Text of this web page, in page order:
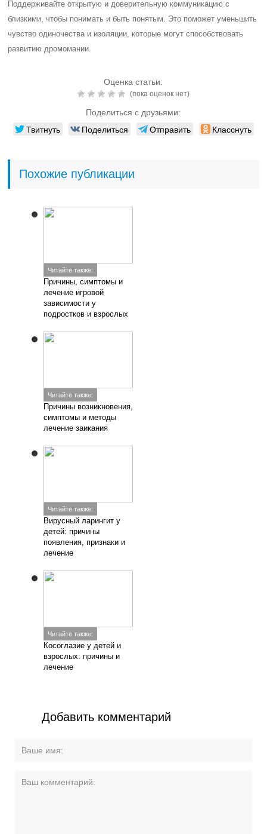
Поддерживайте открытую и доверительную коммуникацию с
близкими, чтобы понимать и быть понятым. Это поможет уменьшить
чувство одиночества и изоляции, которые могут способствовать
развитию дромомании.
Оценка статьи:
(пока оценок нет)
Поделиться с друзьями:
Твитнуть Поделиться Отправить Класснуть
Похожие публикации
Читайте также:
Причины, симптомы и
лечение игровой
зависимости у
подростков и взрослых
Читайте также:
Причины возникновения,
симптомы и методы
лечение заикания
Читайте также:
Вирусный ларингит у
детей: причины
появления, признаки и
лечение
Читайте также:
Косоглазие у детей и
взрослых: причины и
лечение
Добавить комментарий